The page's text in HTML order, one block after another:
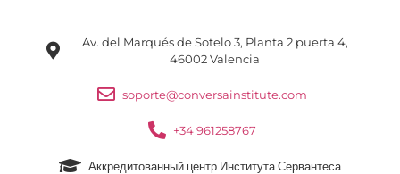
Av. del Marqués de Sotelo 3, Planta 2 puerta 4,
46002 Valencia
soporte@conversainstitute.com
+34 961258767
Аккредитованный центр Института Сервантеса